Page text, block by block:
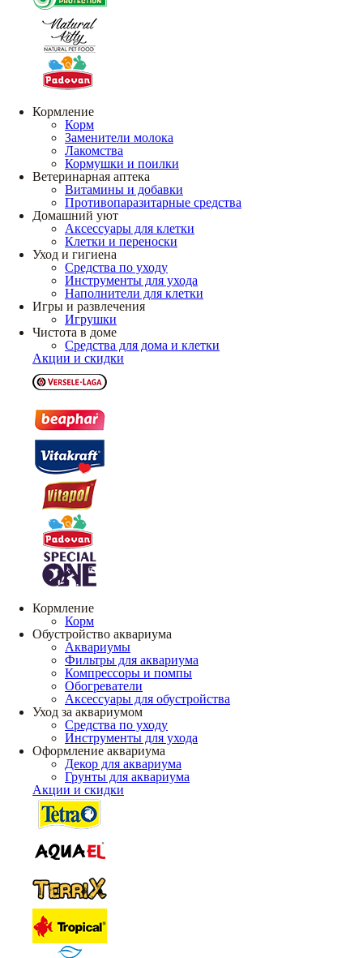
Кормление
Корм
Заменители молока
Лакомства
Кормушки и поилки
Ветеринарная аптека
Витамины и добавки
Противопаразитарные средства
Домашний уют
Аксессуары для клетки
Клетки и переноски
Уход и гигиена
Средства по уходу
Инструменты для ухода
Наполнители для клетки
Игры и развлечения
Игрушки
Чистота в доме
Средства для дома и клетки
Акции и скидки
Кормление
Корм
Обустройство аквариума
Аквариумы
Фильтры для аквариума
Компрессоры и помпы
Обогреватели
Аксессуары для обустройства
Уход за аквариумом
Средства по уходу
Инструменты для ухода
Оформление аквариума
Декор для аквариума
Грунты для аквариума
Акции и скидки